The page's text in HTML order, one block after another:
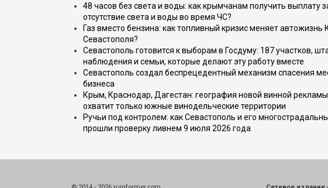
48 часов без света и воды: как крымчанам получить выплату
отсутствие света и воды во время ЧС?
Газ вместо бензина: как топливный кризис меняет автожизнь
Севастополя?
Севастополь готовится к выборам в Госдуму: 187 участков,
наблюдения и семьи, которые делают эту работу вместе
Севастополь создал беспрецедентный механизм спасения
бизнеса
Крым, Краснодар, Дагестан: география новой винной
охватит только южные винодельческие территории
Ручьи под контролем: как Севастополь и его
прошли проверку ливнем 9 июля 2026 года